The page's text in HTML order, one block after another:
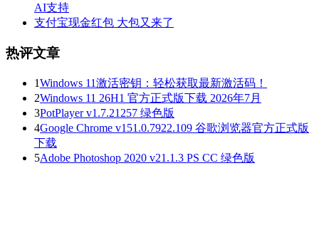
AI支持
支付宝现金红包 大包又来了
热评文章
1Windows 11激活密钥：轻松获取最新激活码！
2Windows 11 26H1 官方正式版下载 2026年7月
3PotPlayer v1.7.21257 绿色版
4Google Chrome v151.0.7922.109 谷歌浏览器官方正式版
下载
5Adobe Photoshop 2020 v21.1.3 PS CC 绿色版